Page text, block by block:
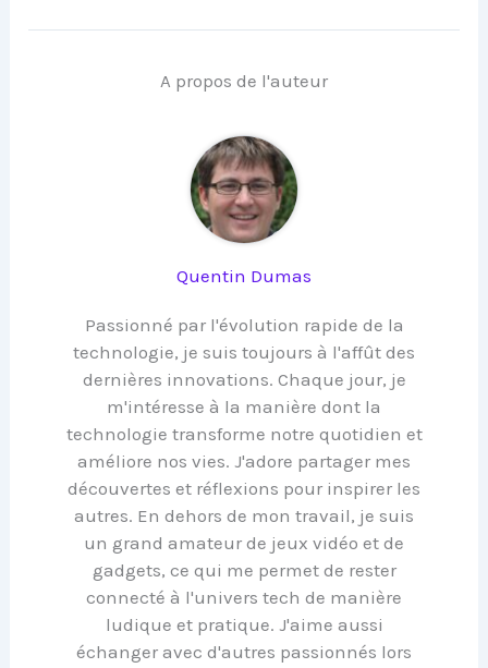
A propos de l'auteur
Quentin Dumas
Passionné par l'évolution rapide de la
technologie, je suis toujours à l'affût des
dernières innovations. Chaque jour, je
m'intéresse à la manière dont la
technologie transforme notre quotidien et
améliore nos vies. J'adore partager mes
découvertes et réflexions pour inspirer les
autres. En dehors de mon travail, je suis
un grand amateur de jeux vidéo et de
gadgets, ce qui me permet de rester
connecté à l'univers tech de manière
ludique et pratique. J'aime aussi
échanger avec d'autres passionnés lors